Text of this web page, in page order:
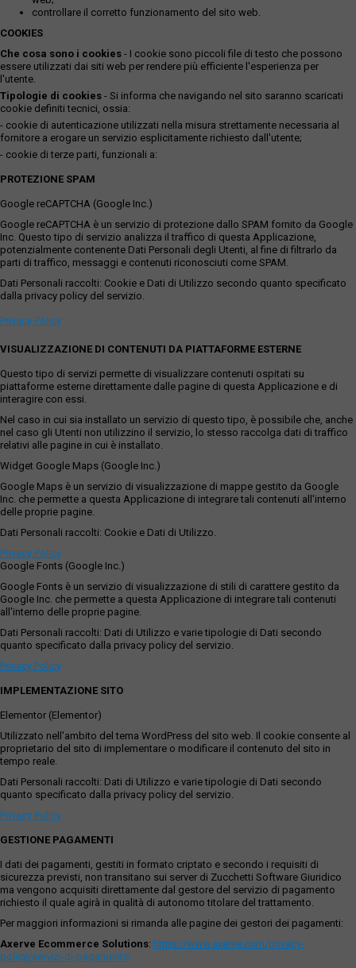
controllare il corretto funzionamento del sito web.
COOKIES
Che cosa sono i cookies - I cookie sono piccoli file di testo che possono
essere utilizzati dai siti web per rendere più efficiente l'esperienza per
l'utente.
Tipologie di cookies - Si informa che navigando nel sito saranno scaricati
cookie definiti tecnici, ossia:
- cookie di autenticazione utilizzati nella misura strettamente necessaria al
fornitore a erogare un servizio esplicitamente richiesto dall'utente;
- cookie di terze parti, funzionali a:
PROTEZIONE SPAM
Google reCAPTCHA (Google Inc.)
Google reCAPTCHA è un servizio di protezione dallo SPAM fornito da Google
Inc. Questo tipo di servizio analizza il traffico di questa Applicazione,
potenzialmente contenente Dati Personali degli Utenti, al fine di filtrarlo da
parti di traffico, messaggi e contenuti riconosciuti come SPAM.
Dati Personali raccolti: Cookie e Dati di Utilizzo secondo quanto specificato
dalla privacy policy del servizio.
Privacy Policy
VISUALIZZAZIONE DI CONTENUTI DA PIATTAFORME ESTERNE
Questo tipo di servizi permette di visualizzare contenuti ospitati su
piattaforme esterne direttamente dalle pagine di questa Applicazione e di
interagire con essi.
Nel caso in cui sia installato un servizio di questo tipo, è possibile che, anche
nel caso gli Utenti non utilizzino il servizio, lo stesso raccolga dati di traffico
relativi alle pagine in cui è installato.
Widget Google Maps (Google Inc.)
Google Maps è un servizio di visualizzazione di mappe gestito da Google
Inc. che permette a questa Applicazione di integrare tali contenuti all'interno
delle proprie pagine.
Dati Personali raccolti: Cookie e Dati di Utilizzo.
Privacy Policy
Google Fonts (Google Inc.)
Google Fonts è un servizio di visualizzazione di stili di carattere gestito da
Google Inc. che permette a questa Applicazione di integrare tali contenuti
all'interno delle proprie pagine.
Dati Personali raccolti: Dati di Utilizzo e varie tipologie di Dati secondo
quanto specificato dalla privacy policy del servizio.
Privacy Policy
IMPLEMENTAZIONE SITO
Elementor (Elementor)
Utilizzato nell'ambito del tema WordPress del sito web. Il cookie consente al
proprietario del sito di implementare o modificare il contenuto del sito in
tempo reale.
Dati Personali raccolti: Dati di Utilizzo e varie tipologie di Dati secondo
quanto specificato dalla privacy policy del servizio.
Privacy Policy
GESTIONE PAGAMENTI
I dati dei pagamenti, gestiti in formato criptato e secondo i requisiti di
sicurezza previsti, non transitano sui server di Zucchetti Software Giuridico
ma vengono acquisiti direttamente dal gestore del servizio di pagamento
richiesto il quale agirà in qualità di autonomo titolare del trattamento.
Per maggiori informazioni si rimanda alle pagine dei gestori dei pagamenti:
Axerve Ecommerce Solutions: https://www.axerve.com/privacy-
policy/servizi-di-pagamento